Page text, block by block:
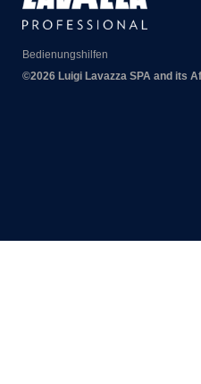
Bedienungshilfen
©2026 Luigi Lavazza SPA and its